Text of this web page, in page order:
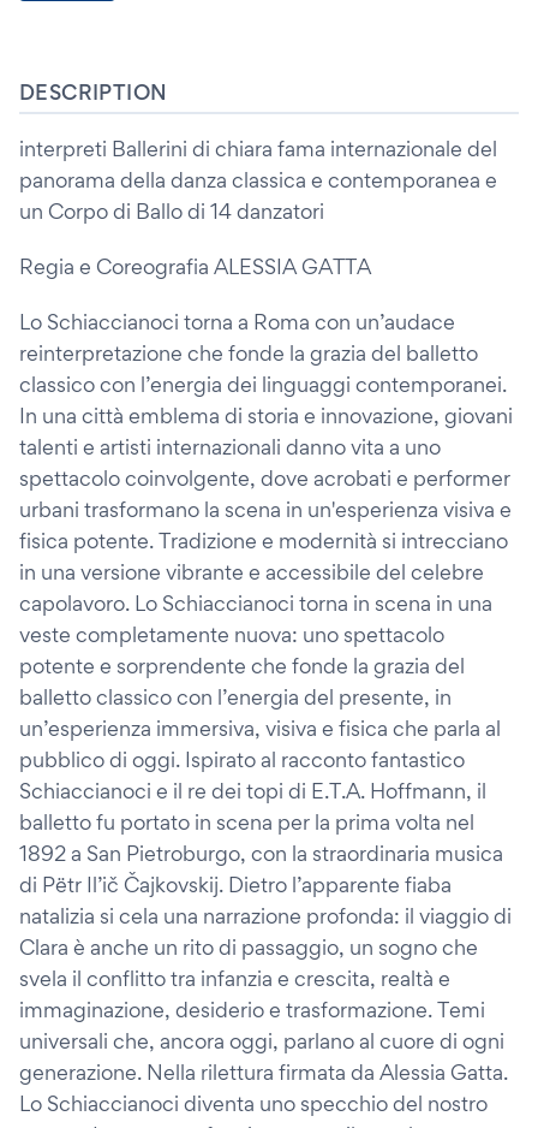
DESCRIPTION
interpreti Ballerini di chiara fama internazionale del
panorama della danza classica e contemporanea e
un Corpo di Ballo di 14 danzatori
Regia e Coreografia ALESSIA GATTA
Lo Schiaccianoci torna a Roma con un’audace
reinterpretazione che fonde la grazia del balletto
classico con l’energia dei linguaggi contemporanei.
In una città emblema di storia e innovazione, giovani
talenti e artisti internazionali danno vita a uno
spettacolo coinvolgente, dove acrobati e performer
urbani trasformano la scena in un'esperienza visiva e
fisica potente. Tradizione e modernità si intrecciano
in una versione vibrante e accessibile del celebre
capolavoro. Lo Schiaccianoci torna in scena in una
veste completamente nuova: uno spettacolo
potente e sorprendente che fonde la grazia del
balletto classico con l’energia del presente, in
un’esperienza immersiva, visiva e fisica che parla al
pubblico di oggi. Ispirato al racconto fantastico
Schiaccianoci e il re dei topi di E.T.A. Hoffmann, il
balletto fu portato in scena per la prima volta nel
1892 a San Pietroburgo, con la straordinaria musica
di Pëtr Il’ič Čajkovskij. Dietro l’apparente fiaba
natalizia si cela una narrazione profonda: il viaggio di
Clara è anche un rito di passaggio, un sogno che
svela il conflitto tra infanzia e crescita, realtà e
immaginazione, desiderio e trasformazione. Temi
universali che, ancora oggi, parlano al cuore di ogni
generazione. Nella rilettura firmata da Alessia Gatta.
Lo Schiaccianoci diventa uno specchio del nostro